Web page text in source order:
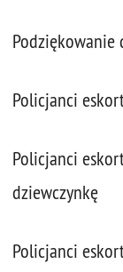
Policjanci
Policjanci
dziewczynkę
Policjanci